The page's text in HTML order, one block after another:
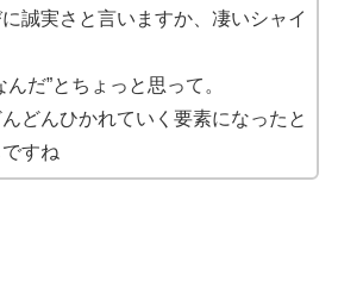
誠実さと言いますか、凄いシャイ
んだ”とちょっと思って。
どんひかれていく要素になったと
すね